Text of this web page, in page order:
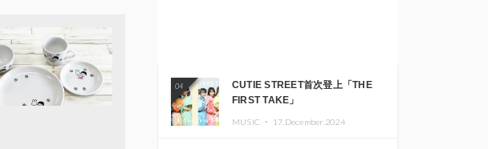
04
CUTIE STREET首次登上「THE
FIRST TAKE」
MUSIC ・ 17.December.2024